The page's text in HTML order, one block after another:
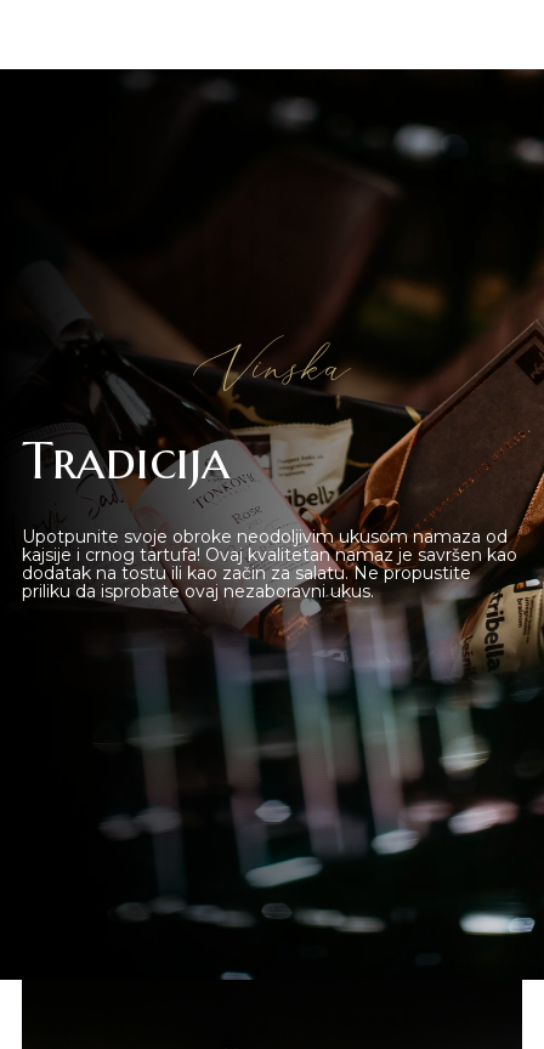
Vinska
Tradicija
Upotpunite svoje obroke neodoljivim ukusom namaza od
kajsije i crnog tartufa! Ovaj kvalitetan namaz je savršen kao
dodatak na tostu ili kao začin za salatu. Ne propustite
priliku da isprobate ovaj nezaboravni ukus.